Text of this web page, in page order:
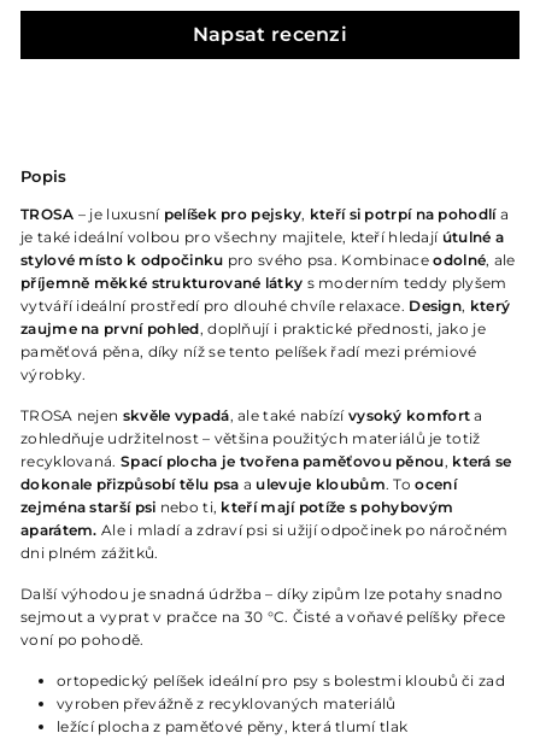
Napsat recenzi
Popis
TROSA – je luxusní pelíšek pro pejsky, kteří si potrpí na pohodlía
je také ideální volbou pro všechny majitele, kteří hledají útulné a
stylové místo k odpočinku pro svého psa. Kombinaceodolné, ale
příjemně měkké strukturované látky s moderním teddy plyšem
vytváří ideální prostředí pro dlouhé chvíle relaxace. Design, který
zaujme na první pohled, doplňují i praktické přednosti, jako je
paměťová pěna, díky níž se tento pelíšek řadí mezi prémiové
výrobky.
TROSA nejen skvěle vypadá, ale také nabízí vysoký komfort a
zohledňuje udržitelnost – většina použitých materiálů je totiž
recyklovaná. Spací plocha je tvořena paměťovou pěnou, která se
dokonale přizpůsobí tělu psa a ulevuje kloubům. Toocení
zejména starší psi nebo ti, kteří mají potíže s pohybovým
aparátem. Ale i mladí a zdraví psi si užijí odpočinek po náročném
dni plném zážitků.
Další výhodou je snadná údržba – díky zipům lze potahy snadno
sejmout a vyprat v pračce na 30 °C. Čisté a voňavé pelíšky přece
voní po pohodě.
ortopedický pelíšek ideální pro psy s bolestmi kloubů či zad
vyroben převážně z recyklovaných materiálů
ležící plocha z paměťové pěny, která tlumí tlak